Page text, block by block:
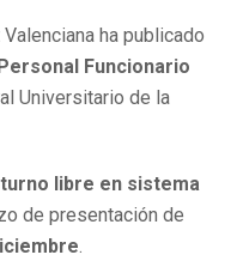
ha publicado
Funcionario
Universitario de la
turno libre en sistema
de presentación de